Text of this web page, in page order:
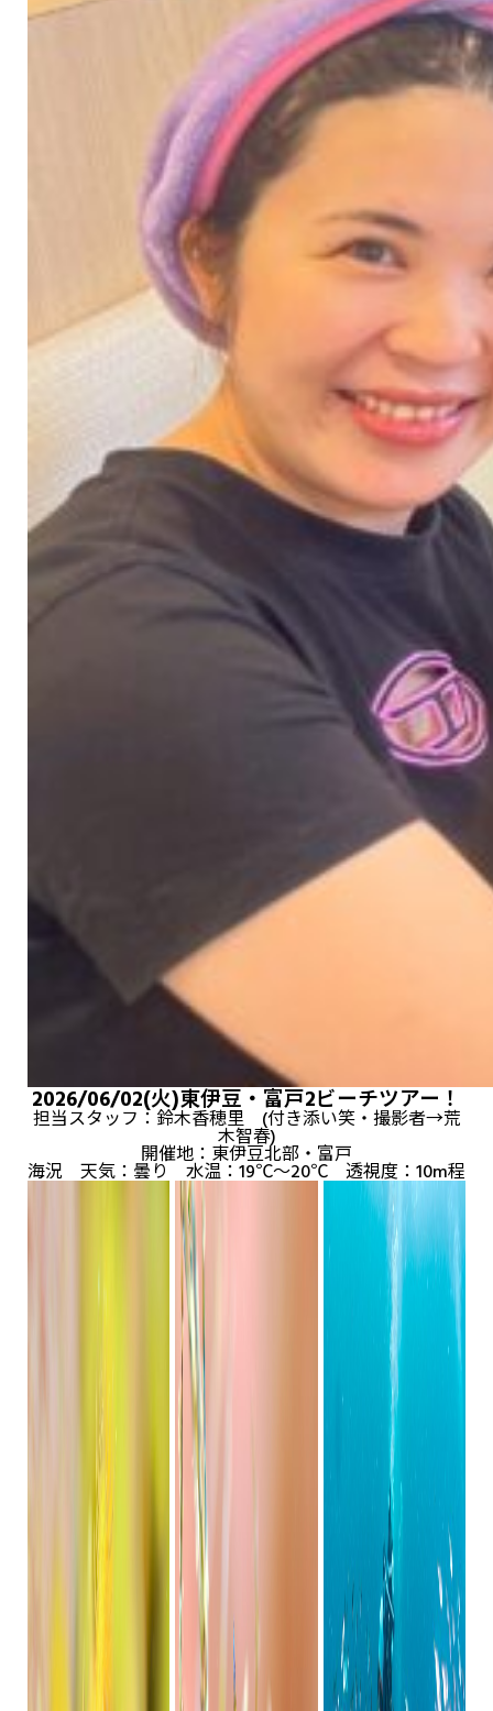
2026/06/02(火)東伊豆・富戸2ビーチツアー！
担当スタッフ：鈴木香穂里 (付き添い笑・撮影者→荒
木智春)
開催地：東伊豆北部・富戸
海況 天気：曇り 水温：19℃～20℃ 透視度：10m程